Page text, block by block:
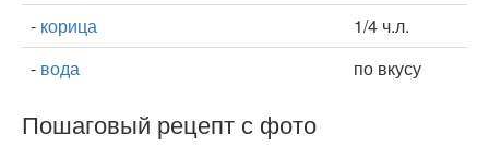
- корица
1/4 ч.л.
- вода по вкусу
Пошаговый рецепт с фото